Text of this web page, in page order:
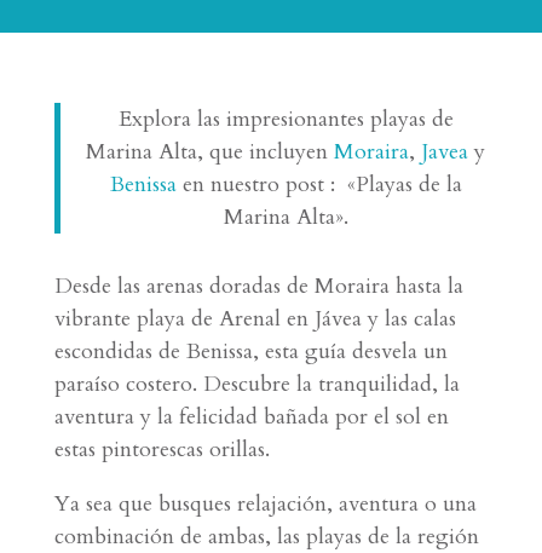
Explora las impresionantes playas de
Marina Alta, que incluyenMoraira, Javeay
Benissaen nuestro post : «Playas de la
Marina Alta».
Desde las arenas doradas de Moraira hasta la
vibrante playa de Arenal en Jávea y las calas
escondidas de Benissa, esta guía desvela un
paraíso costero. Descubre la tranquilidad, la
aventura y la felicidad bañada por el sol en
estas pintorescas orillas.
Ya sea que busques relajación, aventura o una
combinación de ambas, las playas de la región